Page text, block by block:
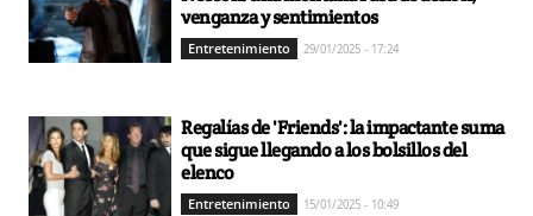
venganza y sentimientos
Entretenimiento 29/01/2025 - 17:24
Regalías de 'Friends': la impactante suma
que sigue llegando a los bolsillos del
elenco
Entretenimiento 15/01/2025 - 10:49